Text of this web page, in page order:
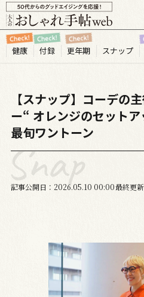
健康 付録 更年期 スナップ
【スナップ】コーデの
ー“ オレンジのセット
最旬ワントーン
記事公開日 2026.05 10 00:00最終更